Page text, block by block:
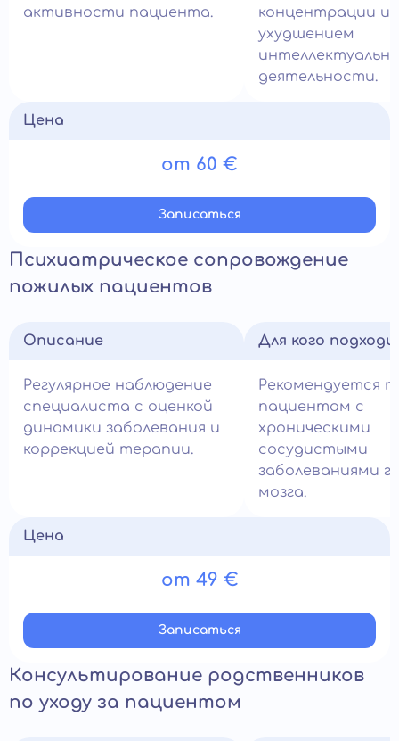
активности пациента.
концентрации и
ухудшением
деятельности.
Цена
от 60 €
Записатьcя
Психиатрическое сопровождение
пожилых пациентов
Описание
Регулярное наблюдение
специалиста с оценкой
динамики заболевания и
коррекцией терапии.
Для кого
Рекомендуется
пациентам с
хроническими
сосудистыми
заболеваниями
мозга.
Цена
от 49 €
Записатьcя
Консультирование родственников
по уходу за пациентом